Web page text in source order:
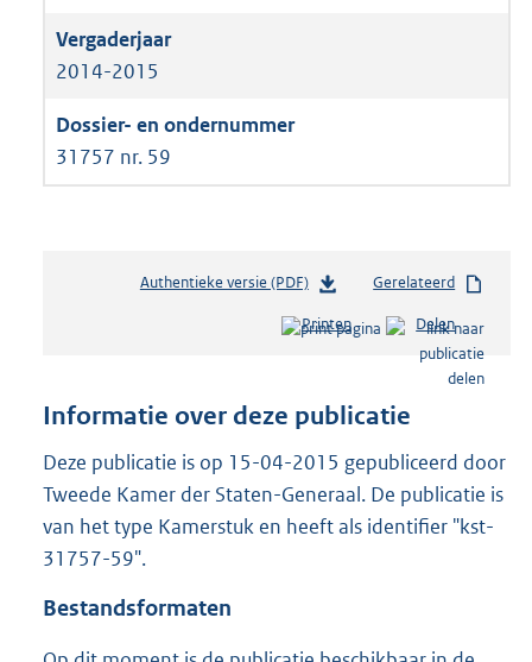
2014-2015
31757 nr. 59
Authentieke versie (PDF)b
s
n
s
r
o
:
Gerelateerd
Printen Delen
Informatie over deze publicatie
Deze publicatie is op 15-04-2015 gepubliceerd door
Tweede Kamer der Staten-Generaal. De publicatie is
van het type Kamerstuk en heeft als identifier "kst-
31757-59".
Bestandsformaten